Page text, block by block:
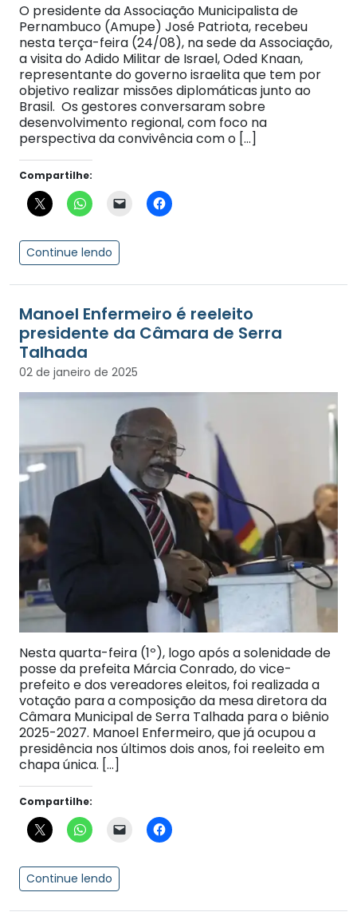
O presidente da Associação Municipalista de
Pernambuco (Amupe) José Patriota, recebeu
nesta terça-feira (24/08), na sede da Associação,
a visita do Adido Militar de Israel, Oded Knaan,
representante do governo israelita que tem por
objetivo realizar missões diplomáticas junto ao
Brasil. Os gestores conversaram sobre
desenvolvimento regional, com foco na
perspectiva da convivência com o […]
Compartilhe:
Continue lendo
Manoel Enfermeiro é reeleito
presidente da Câmara de Serra
Talhada
02 de janeiro de 2025
Nesta quarta-feira (1º), logo após a solenidade de
posse da prefeita Márcia Conrado, do vice-
prefeito e dos vereadores eleitos, foi realizada a
votação para a composição da mesa diretora da
Câmara Municipal de Serra Talhada para o biênio
2025-2027. Manoel Enfermeiro, que já ocupou a
presidência nos últimos dois anos, foi reeleito em
chapa única. […]
Compartilhe:
Continue lendo